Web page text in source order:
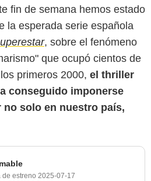
fin de semana hemos estado
la esperada serie española
, sobre el fenómeno
que ocupó cientos de
primeros 2000, el thriller
conseguido imponerse
solo en nuestro país,
de estreno 2025-07-17